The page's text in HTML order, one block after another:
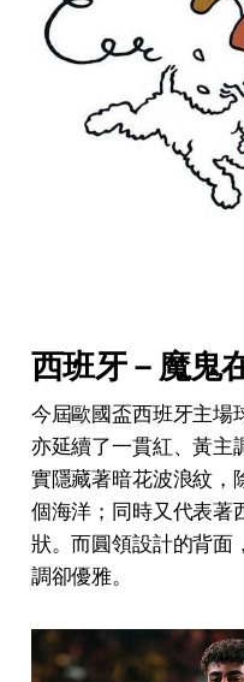
西班牙－魔鬼
今屆歐國盃西班牙主場
亦延續了一貫紅、黃主
實隱藏著暗花波浪紋，
個海洋；同時又代表著
狀。而圓領設計的背面
調卻優雅。